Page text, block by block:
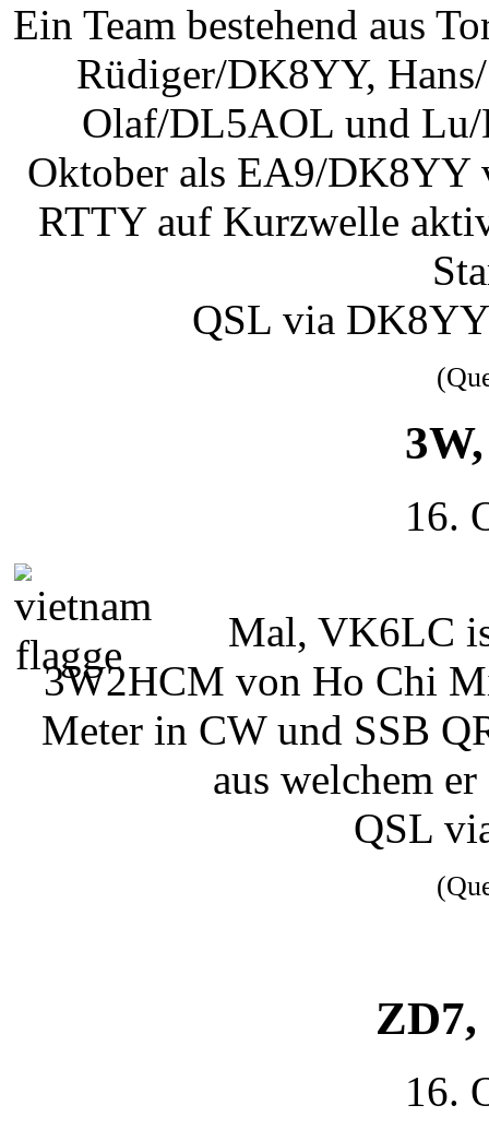
Ein Team bestehend aus
Rüdiger/DK8YY,
Olaf/DL5AOL und
Oktober als EA9/DK8YY
RTTY auf Kurzwelle
QSL via
16.
Mal, VK6LC
3W2HCM von Ho Chi
Meter in CW und SSB
aus welchem
QSL
ZD7,
16.